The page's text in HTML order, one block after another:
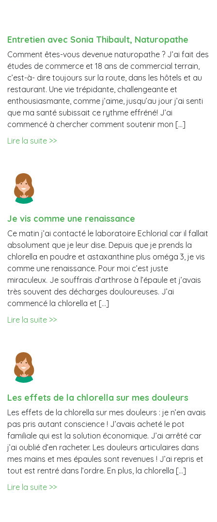
Entretien avec Sonia Thibault, Naturopathe
Comment êtes-vous devenue naturopathe ? J’ai fait des
études de commerce et 18 ans de commercial terrain,
c’est-à- dire toujours sur la route, dans les hôtels et au
restaurant. Une vie trépidante, challengeante et
enthousiasmante, comme j’aime, jusqu’au jour j’ai senti
que ma santé subissait ce rythme effréné! J’ai
commencé à chercher comment soutenir mon […]
Lire la suite >>
Je vis comme une renaissance
Ce matin j’ai contacté le laboratoire Echlorial car il fallait
absolument que je leur dise. Depuis que je prends la
chlorella en poudre et astaxanthine plus oméga 3, je vis
comme une renaissance. Pour moi c’est juste
miraculeux. Je souffrais d’arthrose à l’épaule et j’avais
très souvent des décharges douloureuses. J’ai
commencé la chlorella et […]
Lire la suite >>
Les effets de la chlorella sur mes douleurs
Les effets de la chlorella sur mes douleurs : je n’en avais
pas pris autant conscience ! J’avais acheté le pot
familiale qui est la solution économique. J’ai arrêté car
j’ai oublié d’en racheter. Les douleurs articulaires dans
mes mains et mes épaules sont revenues ! J’ai repris et
tout est rentré dans l’ordre. En plus, la chlorella […]
Lire la suite >>